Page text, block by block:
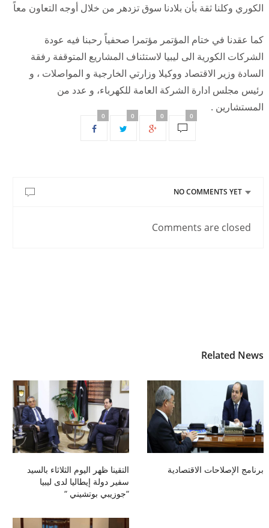
الكوري وكلنا ثقة بأن بلادنا سوق تزدهر من خلال أوجه التعاون معاً
كما عقدنا في ختام المؤتمر مؤتمرا صحفياً رحبنا فيه عودة
الشركات الكورية الى ليبيا لاستئناف المشاريع المتوقفة رفقة
السادة وزير الاقتصاد ووكيلا وزارتي الخارجية و المواصلات ، و
رئيس مجلس ادارة الشركة العامة للكهرباء، و عدد من
المستشارين .
0 0 0 0
NO COMMENTS YET
Comments are closed
Related News
التقينا ظهر اليوم الثلاثاء بالسيد
سفير دولة إيطاليا لدى ليبيا
“جوزيبي بوتشيني “
برنامج الإصلاحات الاقتصادية